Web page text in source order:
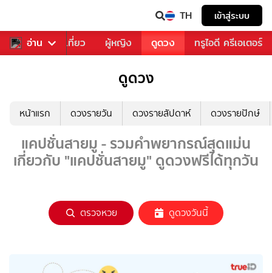
TH เข้าสู่ระบบ
อ่าน
อาหาร ท่องเที่ยว ผู้หญิง ดูดวง ทรูไอดี ครีเอเตอร์
ดูดวง
หน้าแรก ดวงรายวัน ดวงรายสัปดาห์ ดวงรายปักษ์
แคปชั่นสายมู - รวมคำพยากรณ์สุดแม่น
เกี่ยวกับ "แคปชั่นสายมู" ดูดวงฟรีได้ทุกวัน
ตรวจหวย ดูดวงวันนี้